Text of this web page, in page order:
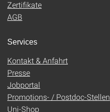
Zertifikate
AGB
Services
Kontakt & Anfahrt
Presse
Jobportal
Promotions- / Postdoc-Stellen
Uni-Shop